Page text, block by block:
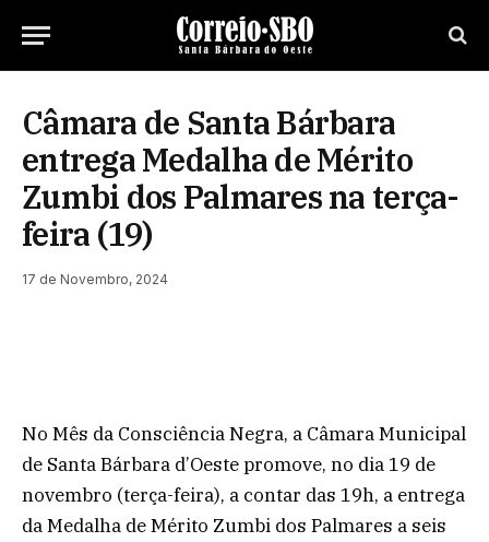
Câmara de Santa Bárbara
entrega Medalha de Mérito
Zumbi dos Palmares na terça-
feira (19)
17 de Novembro, 2024
No Mês da Consciência Negra, a Câmara Municipal
de Santa Bárbara d’Oeste promove, no dia 19 de
novembro (terça-feira), a contar das 19h, a entrega
da Medalha de Mérito Zumbi dos Palmares a seis